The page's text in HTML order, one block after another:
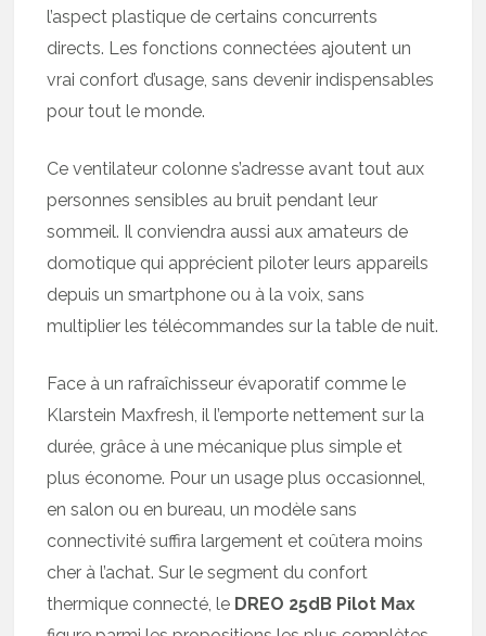
l’aspect plastique de certains concurrents
directs. Les fonctions connectées ajoutent un
vrai confort d’usage, sans devenir indispensables
pour tout le monde.
Ce ventilateur colonne s’adresse avant tout aux
personnes sensibles au bruit pendant leur
sommeil. Il conviendra aussi aux amateurs de
domotique qui apprécient piloter leurs appareils
depuis un smartphone ou à la voix, sans
multiplier les télécommandes sur la table de nuit.
Face à un rafraîchisseur évaporatif comme le
Klarstein Maxfresh, il l’emporte nettement sur la
durée, grâce à une mécanique plus simple et
plus économe. Pour un usage plus occasionnel,
en salon ou en bureau, un modèle sans
connectivité suffira largement et coûtera moins
cher à l’achat. Sur le segment du confort
thermique connecté, le DREO 25dB Pilot Max